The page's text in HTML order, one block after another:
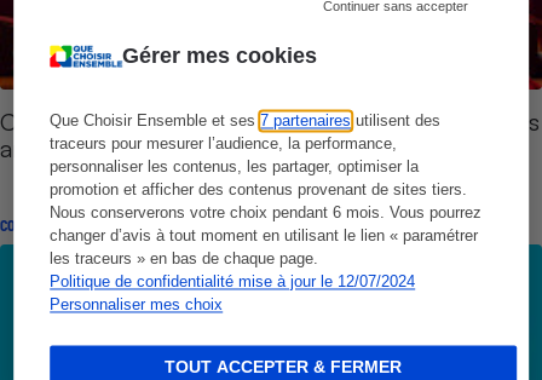
Gérer mes cookies
Que Choisir Ensemble et ses7 partenaires utilisent des
traceurs pour mesurer l’audience, la performance,
personnaliser les contenus, les partager, optimiser la
promotion et afficher des contenus provenant de sites tiers.
Nous conserverons votre choix pendant 6 mois. Vous pourrez
changer d’avis à tout moment en utilisant le lien « paramétrer
les traceurs » en bas de chaque page.
Politique de confidentialité mise à jour le 12/07/2024
Personnaliser mes choix
Continuer sans accepter
TOUT ACCEPTER & FERMER
Coronavirus - Le remboursement des événements
annulés est possible
CONSEILS